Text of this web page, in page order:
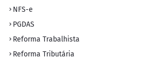
NFS-e
PGDAS
Reforma Trabalhista
Reforma Tributária